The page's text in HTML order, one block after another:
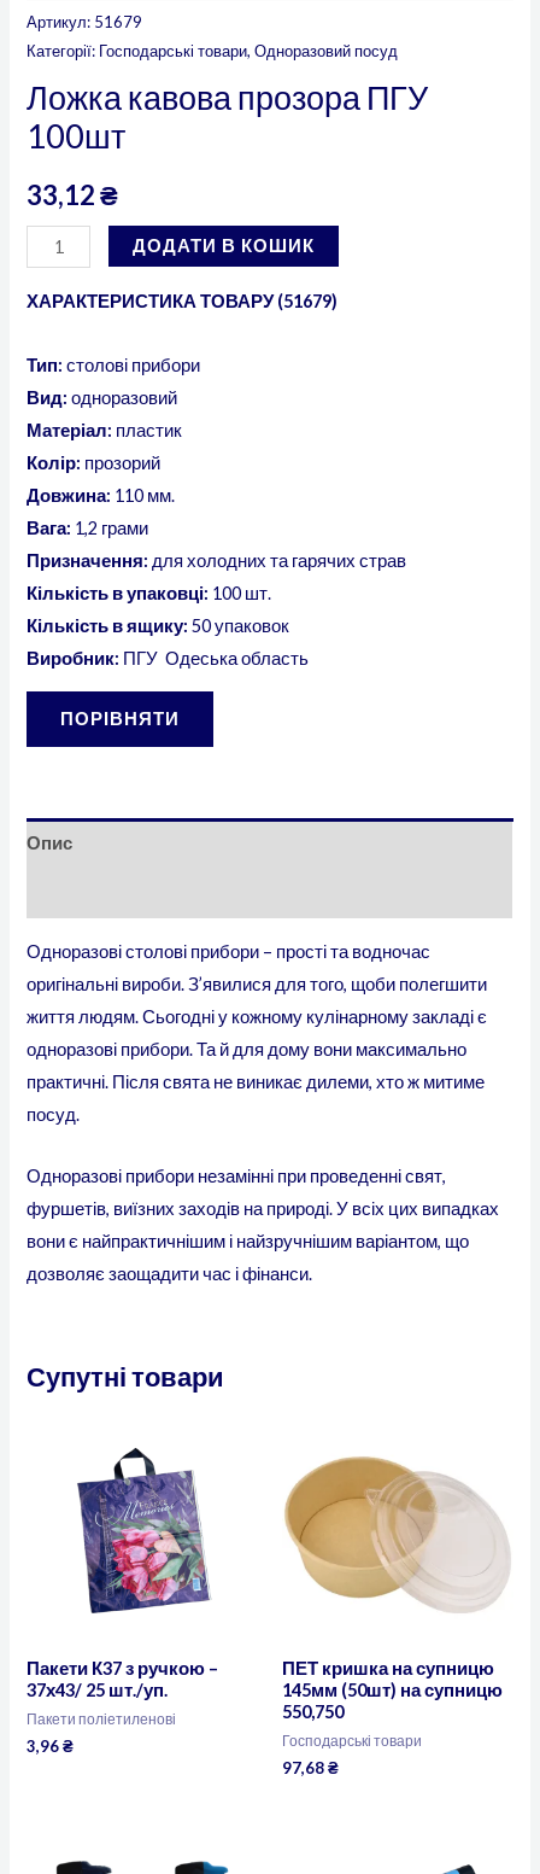
Артикул: 51679
Категорії: Господарські товари,Одноразовий посуд
Ложка кавова прозора ПГУ
100шт
33,12₴
ДОДАТИ В КОШИК
ХАРАКТЕРИСТИКА ТОВАРУ (51679)
Тип:столові прибори
Вид: одноразовий
Матеріал: пластик
Колір: прозорий
Довжина: 110 мм.
Вага: 1,2 грами
Призначення: для холодних та гарячих страв
Кількість в упаковці: 100 шт.
Кількість в ящику:50 упаковок
Виробник: ПГУ Одеська область
ПОРІВНЯТИ
Опис
Одноразові столові прибори – прості та водночас
оригінальні вироби. З’явилися для того, щоби полегшити
життя людям. Сьогодні у кожному кулінарному закладі є
одноразові прибори. Та й для дому вони максимально
практичні. Після свята не виникає дилеми, хто ж митиме
посуд.
Одноразові прибори незамінні при проведенні свят,
фуршетів, виїзних заходів на природі. У всіх цих випадках
вони є найпрактичнішим і найзручнішим варіантом, що
дозволяє заощадити час і фінанси.
Супутні товари
Пакети К37 з ручкою –
37х43/ 25 шт./уп.
Пакети поліетиленові
3,96₴
ПЕТ кришка на супницю
145мм (50шт) на супницю
550,750
Господарські товари
97,68₴